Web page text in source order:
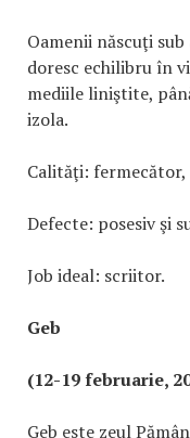
Oamenii născuţi
doresc echilibru în
mediile liniştite,
izola.
Calităţi:
Defecte: posesiv şi
Job ideal: scriitor.
Geb
(12-19 februarie,
Geb este zeul